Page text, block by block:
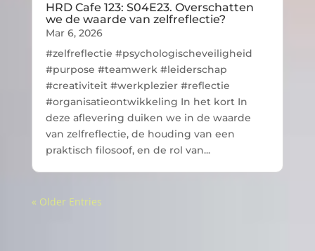
HRD Cafe 123: S04E23. Overschatten
we de waarde van zelfreflectie?
Mar 6, 2026
#zelfreflectie #psychologischeveiligheid
#purpose #teamwerk #leiderschap
#creativiteit #werkplezier #reflectie
#organisatieontwikkeling In het kort In
deze aflevering duiken we in de waarde
van zelfreflectie, de houding van een
praktisch filosoof, en de rol van...
« Older Entries